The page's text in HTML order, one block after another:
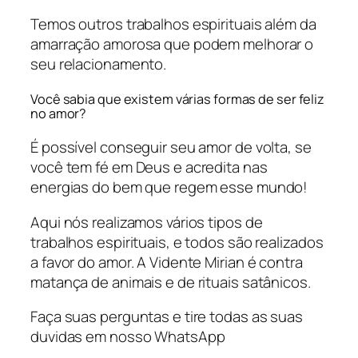
Temos outros trabalhos espirituais além da
amarração amorosa que podem melhorar o
seu relacionamento.
Você sabia que existem várias formas de ser feliz
no amor?
É possível conseguir seu amor de volta, se
você tem fé em Deus e acredita nas
energias do bem que regem esse mundo!
Aqui nós realizamos vários tipos de
trabalhos espirituais, e todos são realizados
a favor do amor. A Vidente Mirian é contra
matança de animais e de rituais satânicos.
Faça suas perguntas e tire todas as suas
duvidas em nosso WhatsApp